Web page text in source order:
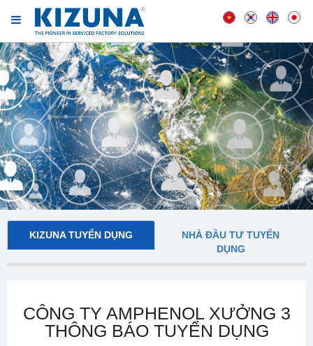
KIZUNA TUYỂN DỤNG
NHÀ ĐẦU TƯ TUYỂN
DỤNG
CÔNG TY AMPHENOL XƯỞNG 3
THÔNG BÁO TUYỂN DỤNG